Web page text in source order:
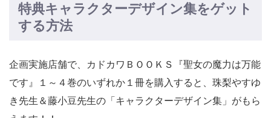
特典キャラクターデザイン集をゲット
する方法
企画実施店舗で、カドカワＢＯＯＫＳ『聖女の魔力は万能
です』１～４巻のいずれか１冊を購入すると、珠梨やすゆ
き先生＆藤小豆先生の「キャラクターデザイン集」がもら